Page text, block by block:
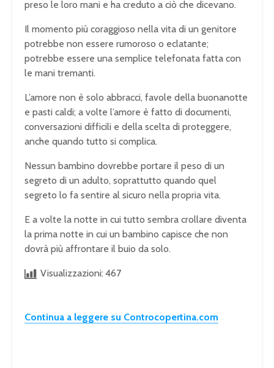
preso le loro mani e ha creduto a ciò che dicevano.
Il momento più coraggioso nella vita di un genitore
potrebbe non essere rumoroso o eclatante;
potrebbe essere una semplice telefonata fatta con
le mani tremanti.
L’amore non è solo abbracci, favole della buonanotte
e pasti caldi; a volte l’amore è fatto di documenti,
conversazioni difficili e della scelta di proteggere,
anche quando tutto si complica.
Nessun bambino dovrebbe portare il peso di un
segreto di un adulto, soprattutto quando quel
segreto lo fa sentire al sicuro nella propria vita.
E a volte la notte in cui tutto sembra crollare diventa
la prima notte in cui un bambino capisce che non
dovrà più affrontare il buio da solo.
Visualizzazioni: 467
Continua a leggere su Controcopertina.com